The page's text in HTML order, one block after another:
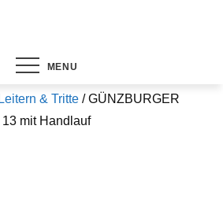
MENU
Leitern & Tritte / GÜNZBURGER
mit Handlauf